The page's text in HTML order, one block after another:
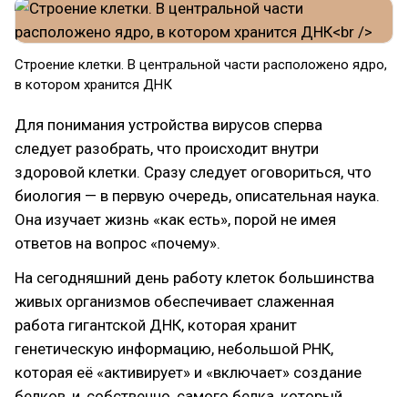
Строение клетки. В центральной части расположено ядро,
в котором хранится ДНК
Для понимания устройства вирусов сперва
следует разобрать, что происходит внутри
здоровой клетки. Сразу следует оговориться, что
биология — в первую очередь, описательная наука.
Она изучает жизнь «как есть», порой не имея
ответов на вопрос «почему».
На сегодняшний день работу клеток большинства
живых организмов обеспечивает слаженная
работа гигантской ДНК, которая хранит
генетическую информацию, небольшой РНК,
которая её «активирует» и «включает» создание